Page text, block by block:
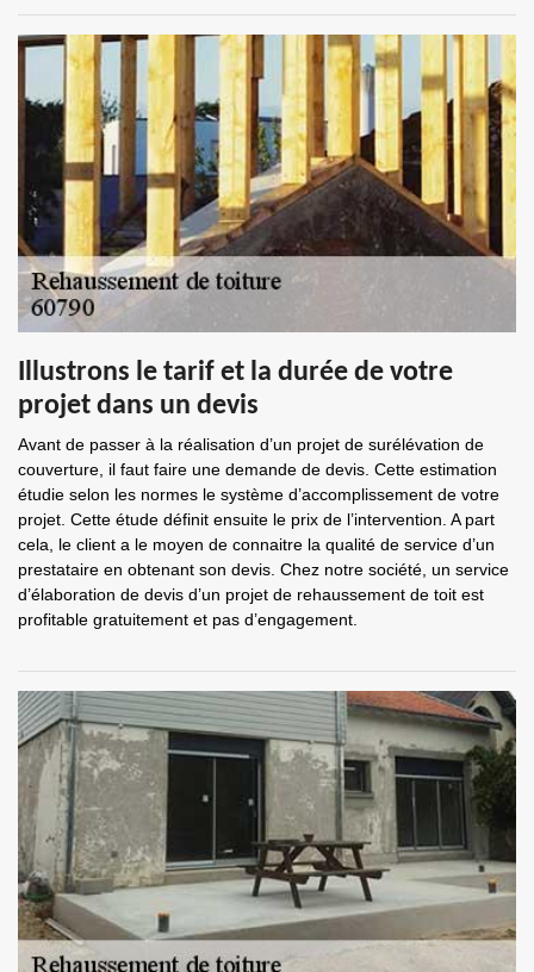
Illustrons le tarif et la durée de votre
projet dans un devis
Avant de passer à la réalisation d’un projet de surélévation de
couverture, il faut faire une demande de devis. Cette estimation
étudie selon les normes le système d’accomplissement de votre
projet. Cette étude définit ensuite le prix de l’intervention. A part
cela, le client a le moyen de connaitre la qualité de service d’un
prestataire en obtenant son devis. Chez notre société, un service
d’élaboration de devis d’un projet de rehaussement de toit est
profitable gratuitement et pas d’engagement.